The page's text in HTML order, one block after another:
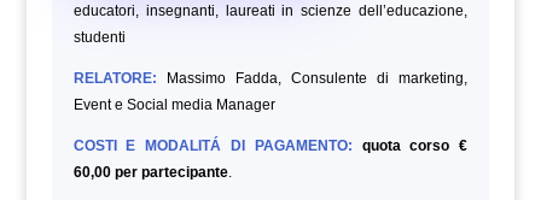
educatori, insegnanti, laureati in scienze dell’educazione,
studenti
RELATORE:
Massimo Fadda, Consulente di marketing,
Event e Social media Manager
COSTI E MODALITÁ DI PAGAMENTO:
quota corso €
60,00 per partecipante.